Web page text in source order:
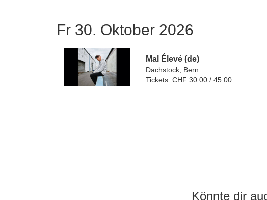
Fr 30. Oktober 2026
Mal Élevé (de)
Dachstock, Bern
Tickets: CHF 30.00 / 45.00
Könnte dir